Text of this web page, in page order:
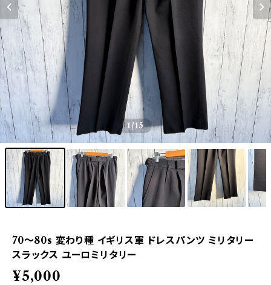
1/15
70〜80s 変わり種 イギリス軍 ドレスパンツ ミリタリー
スラックス ユーロミリタリー
¥5,000